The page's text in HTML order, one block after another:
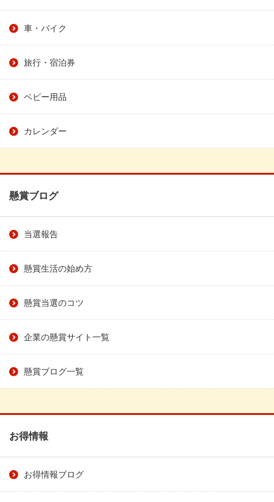
車・バイク
旅行・宿泊券
ベビー用品
カレンダー
懸賞ブログ
当選報告
懸賞生活の始め方
懸賞当選のコツ
企業の懸賞サイト一覧
懸賞ブログ一覧
お得情報
お得情報ブログ